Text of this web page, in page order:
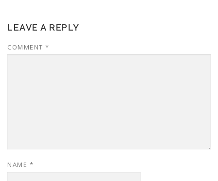
LEAVE A REPLY
COMMENT *
NAME *